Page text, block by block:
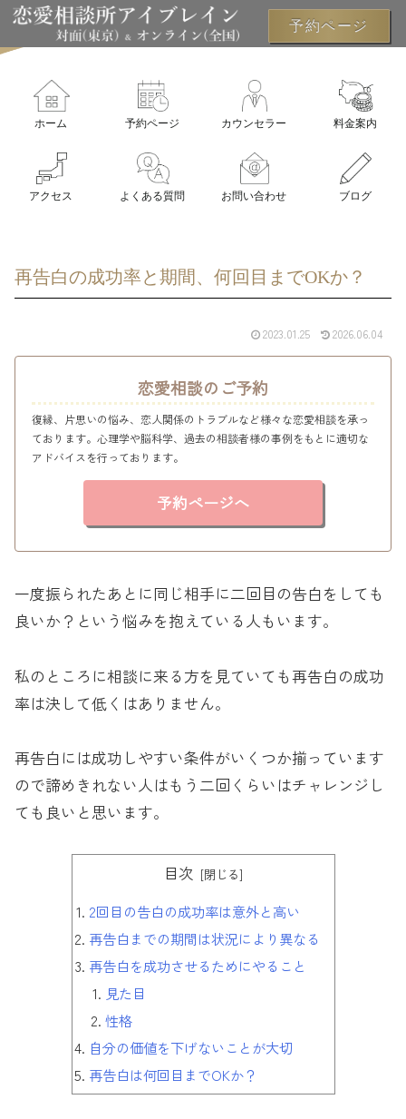
ホーム 予約ページ カウンセラー 料金案内
アクセス よくある質問 お問い合わせ ブログ
再告白の成功率と期間、何回目までOKか？
2023.01.25 2026.06.04
恋愛相談のご予約
復縁、片思いの悩み、恋人関係のトラブルなど様々な恋愛相談を承っ
ております。心理学や脳科学、過去の相談者様の事例をもとに適切な
アドバイスを行っております。
予約ページへ
一度振られたあとに同じ相手に二回目の告白をしても
良いか？という悩みを抱えている人もいます。
私のところに相談に来る方を見ていても再告白の成功
率は決して低くはありません。
再告白には成功しやすい条件がいくつか揃っています
ので諦めきれない人はもう二回くらいはチャレンジし
ても良いと思います。
目次
2回目の告白の成功率は意外と高い
再告白までの期間は状況により異なる
再告白を成功させるためにやること
見た目
性格
自分の価値を下げないことが大切
再告白は何回目までOKか？
予約ページ